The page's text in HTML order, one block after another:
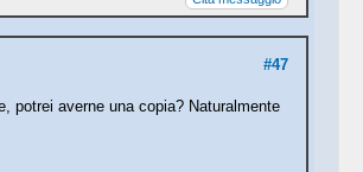
#47
potrei averne una copia? Naturalmente